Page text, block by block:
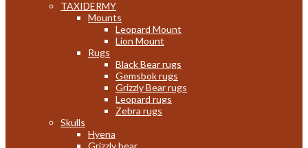
TAXIDERMY
Mounts
Leopard Mount
Lion Mount
Rugs
Black Bear rugs
Gemsbok rugs
Grizzly Bear rugs
Leopard rugs
Zebra rugs
Skulls
Hyena
Grizzly bear